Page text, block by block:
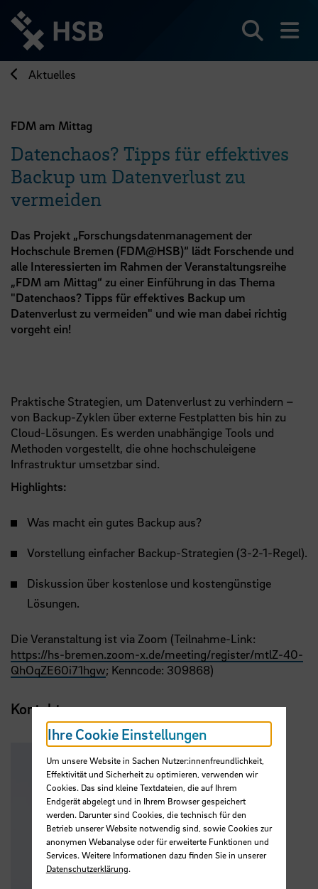
zum
Seiteninhalt
springen
Aktuelles
FDM am Mittag
Datenchaos? Tipps für effektives
Backup um Datenverlust zu
vermeiden
Das Projekt „Forschungsdatenmanagement der
Hochschule Bremen (FDM@HSB)“ lädt Forschende und
alle Interessierten im Rahmen der Veranstaltungsreihe
„FDM am Mittag“ zu einer Einführung in das Thema
"Datenchaos? Tipps für effektives Backup um
Datenverlust zu vermeiden" und wie man dabei richtig
vorgeht ein!
Praktische Strategien, um Datenverlust zu verhindern –
von Backup-Zyklen über externe Festplatten bis hin zu
Cloud-Lösungen. Es werden unabhängige Tools und
Methoden vorgestellt, die ohne hochschuleigene
Infrastruktur umsetzbar sind.
Highlights:
Was macht ein gutes Backup aus?
Vorstellung einfacher Backup-Strategien (3-2-1-Regel).
Diskussion über kostenlose und kostengünstige
Lösungen.
Die Veranstaltung ist via Zoom (Teilnahme-Link:
https://hs-bremen.zoom-x.de/meeting/register/mtlZ-40-
QhOqZE60i71hgw; Kenncode: 309868)
Kontakt
Ihre Cookie Einstellungen
Um unsere Website in Sachen Nutzer:innenfreundlichkeit,
Effektivität und Sicherheit zu optimieren, verwenden wir
Cookies. Das sind kleine Textdateien, die auf Ihrem
Endgerät abgelegt und in Ihrem Browser gespeichert
werden. Darunter sind Cookies, die technisch für den
Betrieb unserer Website notwendig sind, sowie Cookies zur
anonymen Webanalyse oder für erweiterte Funktionen und
Services. Weitere Informationen dazu finden Sie in unserer
Datenschutzerklärung.